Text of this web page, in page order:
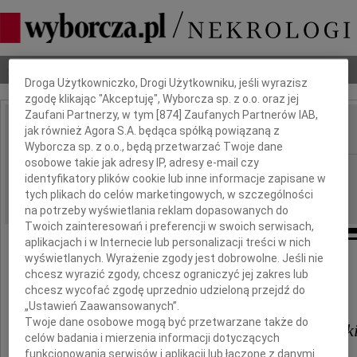
IMIĘ I NAZWISKO:
REGION: Warszawa
DATA EMISJI: 27.04.2010
Pani prof.
Annie Wilmowskiej-
Dbamy o Twoją prywatność
Droga Użytkowniczko, Drogi Użytkowniku, jeśli wyrazisz
zgodę klikając "Akceptuję", Wyborcza sp. z o.o. oraz jej
Zaufani Partnerzy, w tym [874 ] Zaufanych Partnerów IAB,
jak również Agora S.A. będąca spółką powiązaną z
Wyborcza sp. z o.o., będą przetwarzać Twoje dane
osobowe takie jak adresy IP, adresy e-mail czy
identyfikatory plików cookie lub inne informacje zapisane w
tych plikach do celów marketingowych, w szczególności
na potrzeby wyświetlania reklam dopasowanych do
Twoich zainteresowań i preferencji w swoich serwisach,
aplikacjach i w Internecie lub personalizacji treści w nich
wyświetlanych. Wyrażenie zgody jest dobrowolne. Jeśli nie
chcesz wyrazić zgody, chcesz ograniczyć jej zakres lub
chcesz wycofać zgodę uprzednio udzieloną przejdź do
„Ustawień Zaawansowanych”.
Twoje dane osobowe mogą być przetwarzane także do
celów badania i mierzenia informacji dotyczących
funkcjonowania serwisów i aplikacji lub łączone z danymi